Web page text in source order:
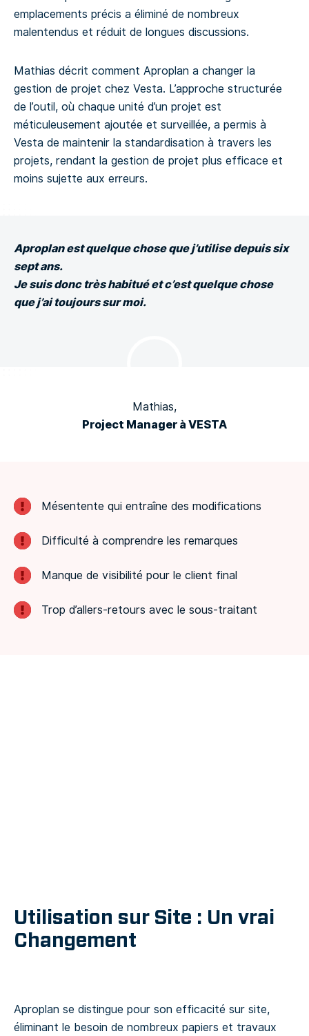
emplacements précis a éliminé de nombreux
malentendus et réduit de longues discussions.
Mathias décrit comment Aproplan a changer la
gestion de projet chez Vesta. L’approche structurée
de l’outil, où chaque unité d’un projet est
méticuleusement ajoutée et surveillée, a permis à
Vesta de maintenir la standardisation à travers les
projets, rendant la gestion de projet plus efficace et
moins sujette aux erreurs.
Aproplan est quelque chose que j’utilise depuis six
sept ans.
Je suis donc très habitué et c’est quelque chose
que j’ai toujours sur moi.
Mathias,
Project Manager à VESTA
Mésentente qui entraîne des modifications
Difficulté à comprendre les remarques
Manque de visibilité pour le client final
Trop d’allers-retours avec le sous-traitant
Utilisation sur Site : Un vrai
Changement
Aproplan se distingue pour son efficacité sur site,
éliminant le besoin de nombreux papiers et travaux